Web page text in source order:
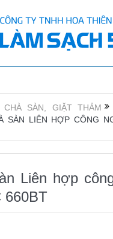
CHÀ SÀN, GIẶT THẢM
SÀN LIÊN HỢP CÔNG
Liên hợp công
660BT